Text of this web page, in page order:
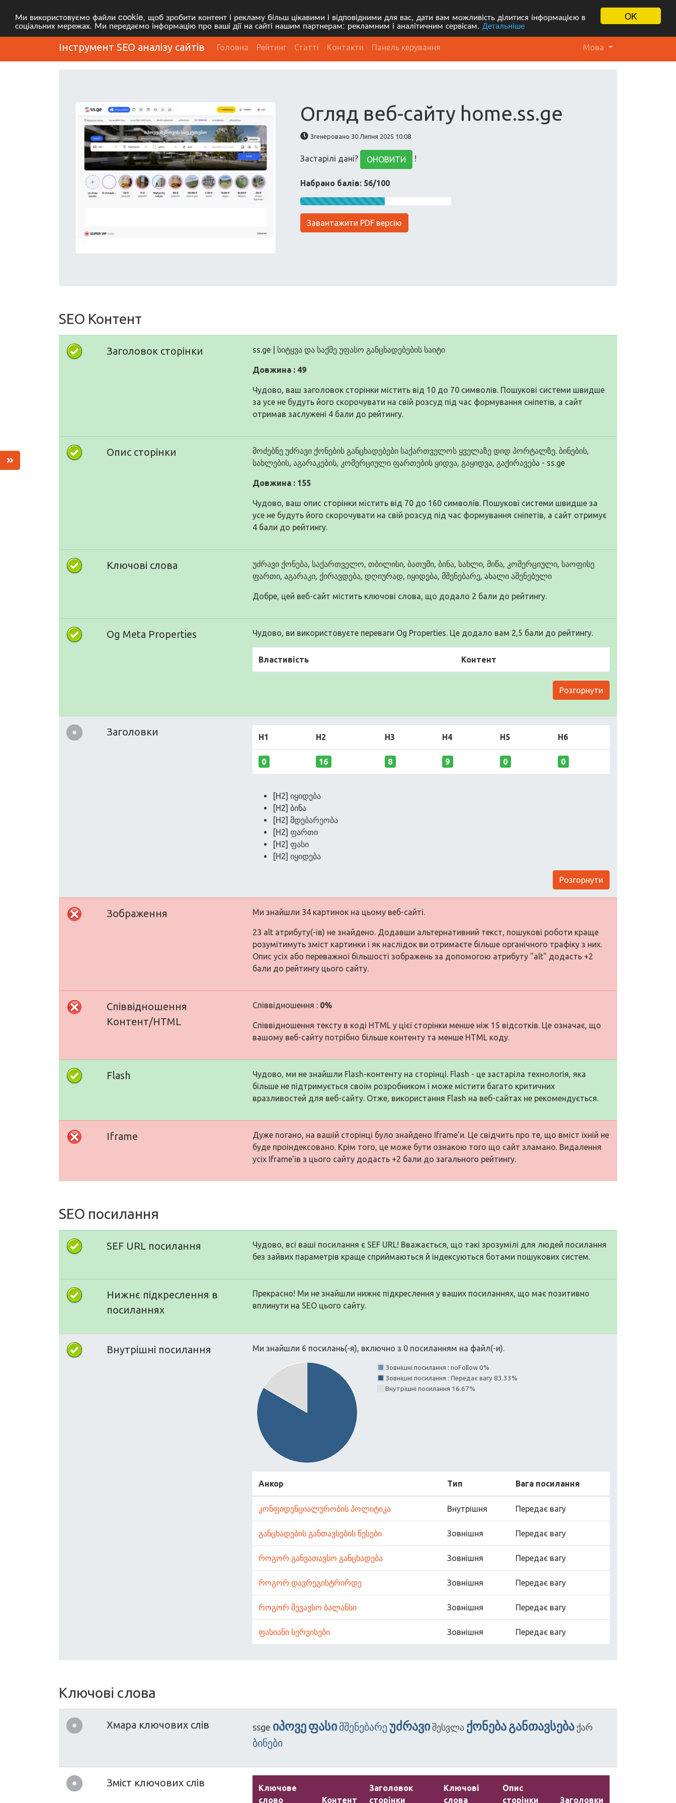
OK
Ми використовуємо файли cookie, щоб зробити контент і рекламу більш цікавими і відповідними для вас, дати вам можливість ділитися інформацією в
соціальних мережах. Ми передаємо інформацію про ваші дії на сайті нашим партнерам: рекламним і аналітичним сервісам. Детальніше
Інструмент SEO аналізу сайтів Головна Рейтинг Статті Контакти Панель керування Мова
Огляд веб-сайту home.ss.ge
Згенеровано 30 Липня 2025 10:08
Застарілі дані? ОНОВИТИ !
Набрано балів: 56/100
Завантажити PDF версію
SEO Контент
Заголовок сторінки ss.ge | სიტყვა და საქმე უფასო განცხადებების საიტი
Довжина : 49
Чудово, ваш заголовок сторінки містить від 10 до 70 символів. Пошукові системи швидше
за усе не будуть його скорочувати на свій розсуд під час формування сніпетів, а сайт
отримав заслужені 4 бали до рейтингу.
Опис сторінки
მოძებნე უძრავი ქონების განცხადებები საქართველოს ყველაზე დიდ პორტალზე. ბინების,
სახლების, აგარაკების, კომერციული ფართების ყიდვა, გაყიდვა, გაქირავება - ss.ge
Довжина : 155
Чудово, ваш опис сторінки містить від 70 до 160 символів. Пошукові системи швидше за
усе не будуть його скорочувати на свій розсуд під час формування сніпетів, а сайт отримує
4 бали до рейтингу.
Ключові слова
უძრავი ქონება, საქართველო, თბილისი, ბათუმი, ბინა, სახლი, მიწა, კომერციული, საოფისე
ფართი, აგარაკი, ქირავდება, დღიურად, იყიდება, მშენებარე, ახალი აშენებული
Добре, цей веб-сайт містить ключові слова, що додало 2 бали до рейтингу.
Og Meta Properties Чудово, ви використовуєте переваги Og Properties. Це додало вам 2,5 бали до рейтингу.
Властивість Контент
Розгорнути
Заголовки H1 H2 H3 H4 H5 H6
0 16 8 9 0 0
[H2] იყიდება
[H2] ბინა
[H2] მდებარეობა
[H2] ფართი
[H2] ფასი
[H2] იყიდება
Розгорнути
Зображення Ми знайшли 34 картинок на цьому веб-сайті.
23 alt атрибуту(-ів) не знайдено. Додавши альтернативний текст, пошукові роботи краще
розумітимуть зміст картинки і як наслідок ви отримаєте більше органічного трафіку з них.
Опис усіх або переважної більшості зображень за допомогою атрибуту "alt" додасть +2
бали до рейтингу цього сайту.
Співвідношення
Контент/HTML
Співвідношення : 0%
Співвідношення тексту в коді HTML у цієї сторінки менше ніж 15 відсотків. Це означає, що
вашому веб-сайту потрібно більше контенту та менше HTML коду.
Flash
Чудово, ми не знайшли Flash-контенту на сторінці. Flash - це застаріла технологія, яка
більше не підтримується своїм розробником і може містити багато критичних
вразливостей для веб-сайту. Отже, використання Flash на веб-сайтах не рекомендується.
Iframe
Дуже погано, на вашій сторінці було знайдено Iframe'и. Це свідчить про те, що вміст їхній не
буде проіндексовано. Крім того, це може бути ознакою того що сайт зламано. Видалення
усіх Iframe'ів з цього сайту додасть +2 бали до загального рейтингу.
SEO посилання
SEF URL посилання
Чудово, всі ваші посилання є SEF URL! Вважається, що такі зрозумілі для людей посилання
без зайвих параметрів краще сприймаються й індексуються ботами пошукових систем.
Нижнє підкреслення в
посиланнях
Прекрасно! Ми не знайшли нижнє підкреслення у ваших посиланнях, що має позитивно
вплинути на SEO цього сайту.
Внутрішні посилання Ми знайшли 6 посилань(-я), включно з 0 посиланням на файл(-и).
Зовнішні посилання : noFollow 0%
Зовнішні посилання : Передає вагу 83.33%
Внутрішні посилання 16.67%
Анкор Тип Вага посилання
კონფიდენციალურობის პოლიტიკა Внутрішня Передає вагу
განცხადების განთავსების წესები Зовнішня Передає вагу
როგორ განვათავსო განცხადება Зовнішня Передає вагу
როგორ დავრეგისტრირდე Зовнішня Передає вагу
როგორ შევავსო ბალანსი Зовнішня Передає вагу
ფასიანი სერვისები Зовнішня Передає вагу
Ключові слова
Хмара ключових слів ssge იპოვეფასი მშენებარე უძრავი შესვლა ქონებაგანთავსება ქარ
ბინები
Зміст ключових слів
Ключове
слово
Контент
Заголовок
сторінки
Ключові
слова
Опис
сторінки
Заголовки